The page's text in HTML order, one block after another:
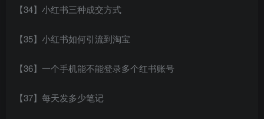
【34】小红书三种成交方式
【35】小红书如何引流到淘宝
【36】一个手机能不能登录多个红书账号
【37】每天发多少笔记